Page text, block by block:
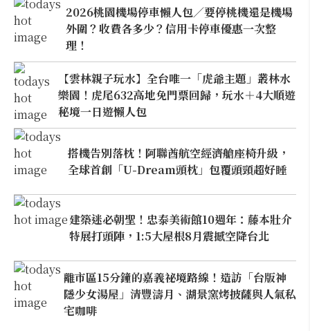
2026桃園機場停車懶人包／要停桃機還是機場
外圍？收費各多少？信用卡停車優惠一次整
理！
【雲林親子玩水】全台唯一「虎爺主題」叢林水
樂園！虎尾632高地免門票回歸，玩水＋4大順遊
秘境一日遊懶人包
搭機告別落枕！阿聯酋航空經濟艙座椅升級，
全球首創「U-Dream頭枕」包覆頭頸超好睡
建築迷必朝聖！忠泰美術館10週年：藤本壯介
特展打頭陣，1:5大屋根8月震撼空降台北
離市區15分鐘的嘉義祕境路線！造訪「台版神
隱少女湯屋」清豐濤月、湖景窯烤披薩與人氣私
宅咖啡